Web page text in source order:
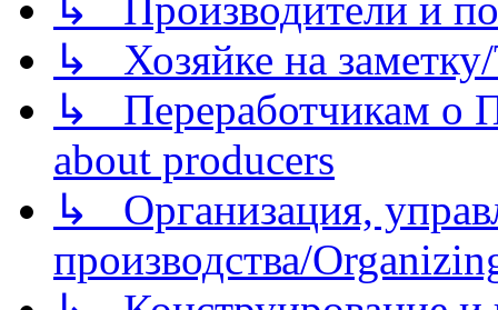
↳ Производители и
↳ Хозяйке на
↳ Переработчикам о
about producers
↳ Организация,
производства/